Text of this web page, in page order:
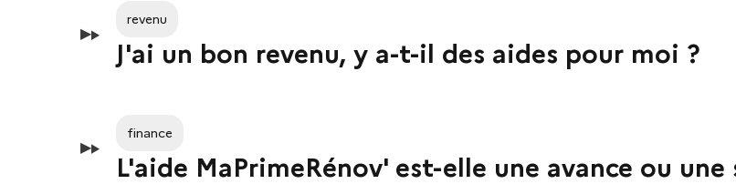
revenu
J'ai un bon revenu, y a-t-il des aides pour moi ?
finance
L'aide MaPrimeRénov' est-elle une avance ou